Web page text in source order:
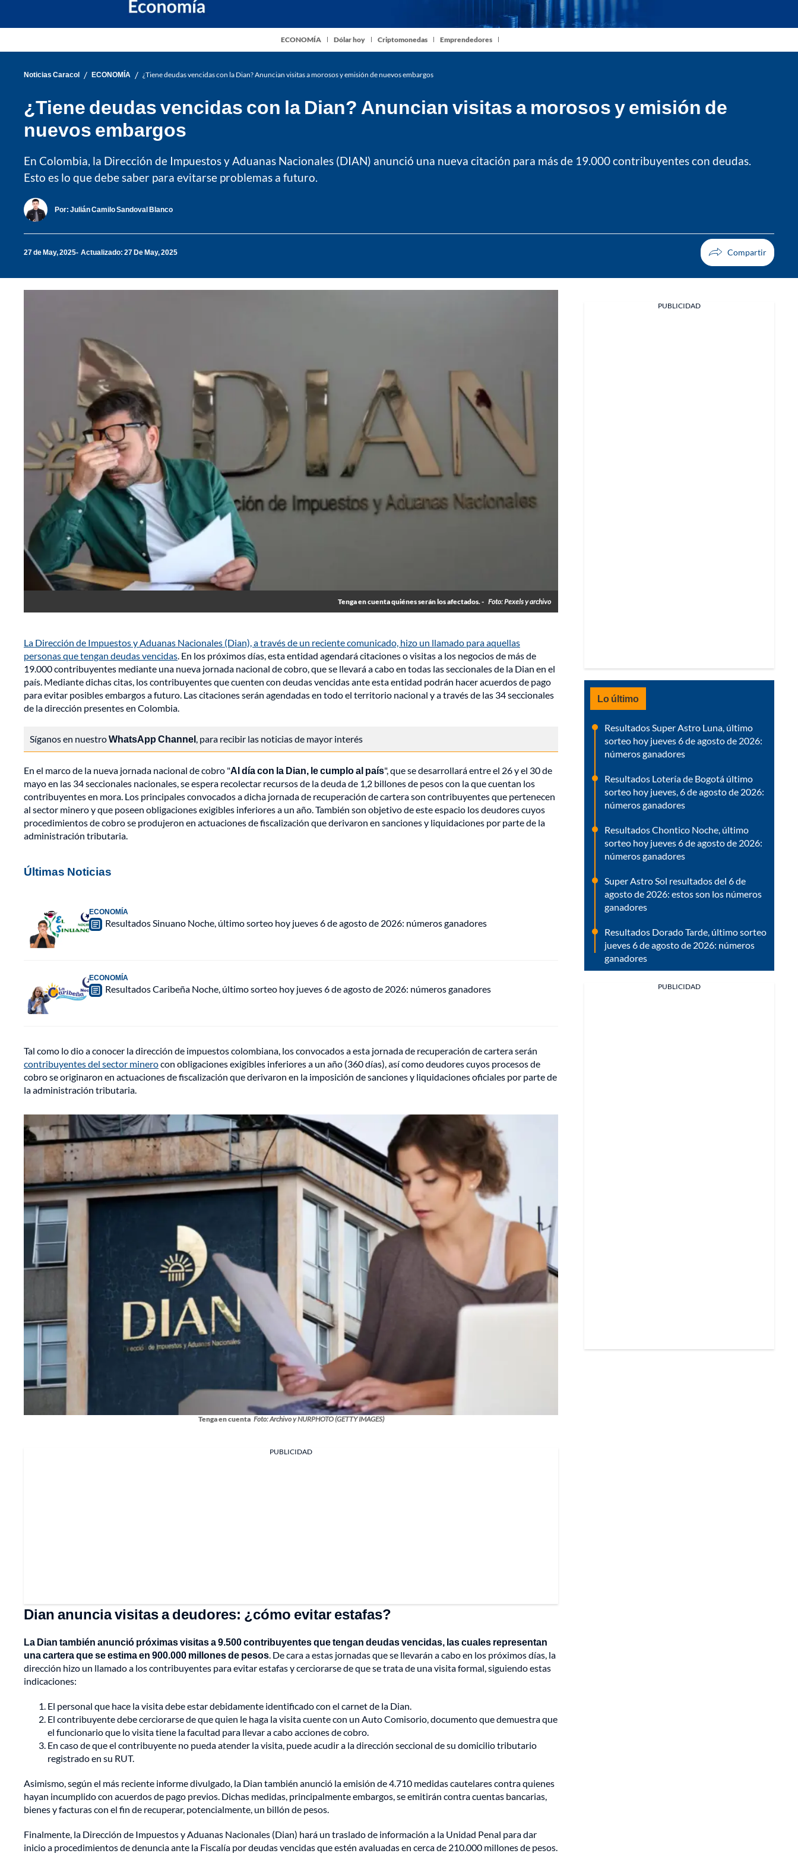
ECONOMÍA Dólar hoy Criptomonedas Emprendedores
Noticias Caracol / ECONOMÍA / ¿Tiene deudas vencidas con la Dian? Anuncian visitas a morosos y emisión de nuevos embargos
¿Tiene deudas vencidas con la Dian? Anuncian visitas a morosos y emisión de
nuevos embargos
En Colombia, la Dirección de Impuestos y Aduanas Nacionales (DIAN) anunció una nueva citación para más de 19.000 contribuyentes con deudas.
Esto es lo que debe saber para evitarse problemas a futuro.
Por: Julián Camilo Sandoval Blanco
27 de May, 2025 Actualizado: 27 De May, 2025
Tenga en cuenta quiénes serán los afectados. - Foto: Pexels y archivo
La Dirección de Impuestos y Aduanas Nacionales (Dian), a través de un reciente comunicado, hizo un llamado para aquellas
personas que tengan deudas vencidas. En los próximos días, esta entidad agendará citaciones o visitas a los negocios de más de
19.000 contribuyentes mediante una nueva jornada nacional de cobro, que se llevará a cabo en todas las seccionales de la Dian en el
país. Mediante dichas citas, los contribuyentes que cuenten con deudas vencidas ante esta entidad podrán hacer acuerdos de pago
para evitar posibles embargos a futuro. Las citaciones serán agendadas en todo el territorio nacional y a través de las 34 seccionales
de la dirección presentes en Colombia.
Síganos en nuestroWhatsApp Channel, para recibir las noticias de mayor interés
En el marco de la nueva jornada nacional de cobro "Al día con la Dian, le cumplo al país", que se desarrollará entre el 26 y el 30 de
mayo en las 34 seccionales nacionales, se espera recolectar recursos de la deuda de 1,2 billones de pesos con la que cuentan los
contribuyentes en mora. Los principales convocados a dicha jornada de recuperación de cartera son contribuyentes que pertenecen
al sector minero y que poseen obligaciones exigibles inferiores a un año. También son objetivo de este espacio los deudores cuyos
procedimientos de cobro se produjeron en actuaciones de fiscalización que derivaron en sanciones y liquidaciones por parte de la
administración tributaria.
Últimas Noticias
ECONOMÍA
Resultados Sinuano Noche, último sorteo hoy jueves 6 de agosto de 2026: números ganadores
ECONOMÍA
Resultados Caribeña Noche, último sorteo hoy jueves 6 de agosto de 2026: números ganadores
Tal como lo dio a conocer la dirección de impuestos colombiana, los convocados a esta jornada de recuperación de cartera serán
contribuyentes del sector minerocon obligaciones exigibles inferiores a un año (360 días), así como deudores cuyos procesos de
cobro se originaron en actuaciones de fiscalización que derivaron en la imposición de sanciones y liquidaciones oficiales por parte de
la administración tributaria.
Tenga en cuenta Foto: Archivo y NURPHOTO (GETTY IMAGES)
PUBLICIDAD
Dian anuncia visitas a deudores: ¿cómo evitar estafas?
La Dian también anunció próximas visitas a 9.500 contribuyentes que tengan deudas vencidas, las cuales representan
una cartera que se estima en 900.000 millones de pesos. De cara a estas jornadas que se llevarán a cabo en los próximos días, la
dirección hizo un llamado a los contribuyentes para evitar estafas y cerciorarse de que se trata de una visita formal, siguiendo estas
indicaciones:
El personal que hace la visita debe estar debidamente identificado con el carnet de la Dian.
El contribuyente debe cerciorarse de que quien le haga la visita cuente con un Auto Comisorio, documento que demuestra que
el funcionario que lo visita tiene la facultad para llevar a cabo acciones de cobro.
En caso de que el contribuyente no pueda atender la visita, puede acudir a la dirección seccional de su domicilio tributario
registrado en su RUT.
Asimismo, según el más reciente informe divulgado, la Dian también anunció la emisión de 4.710 medidas cautelares contra quienes
hayan incumplido con acuerdos de pago previos. Dichas medidas, principalmente embargos, se emitirán contra cuentas bancarias,
bienes y facturas con el fin de recuperar, potencialmente, un billón de pesos.
Finalmente, la Dirección de Impuestos y Aduanas Nacionales (Dian) hará un traslado de información a la Unidad Penal para dar
inicio a procedimientos de denuncia ante la Fiscalía por deudas vencidas que estén avaluadas en cerca de 210.000 millones de pesos.
PUBLICIDAD
Lo último
Resultados Super Astro Luna, último
sorteo hoy jueves 6 de agosto de 2026:
números ganadores
Resultados Lotería de Bogotá último
sorteo hoy jueves, 6 de agosto de 2026:
números ganadores
Resultados Chontico Noche, último
sorteo hoy jueves 6 de agosto de 2026:
números ganadores
Super Astro Sol resultados del 6 de
agosto de 2026: estos son los números
ganadores
Resultados Dorado Tarde, último sorteo
jueves 6 de agosto de 2026: números
ganadores
PUBLICIDAD